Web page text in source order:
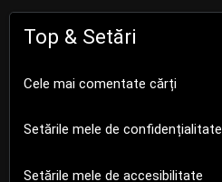
Top & Setări
Cele mai comentate cărți
Setările mele de confidențialitate
Setările mele de accesibilitate